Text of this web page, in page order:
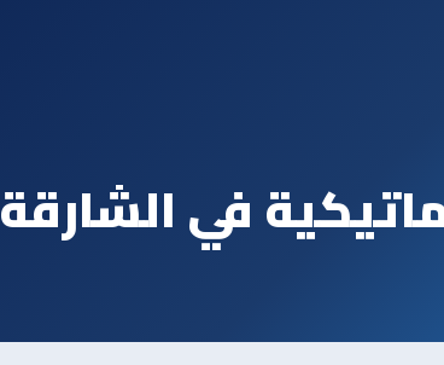
في الشارقة